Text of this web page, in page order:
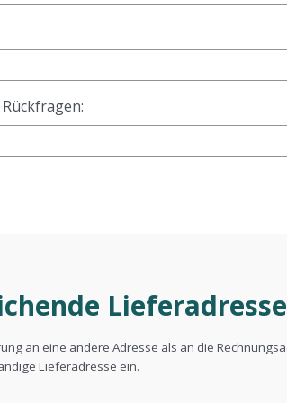
Lieferadresse
an eine andere Adresse als an die
Lieferadresse ein.